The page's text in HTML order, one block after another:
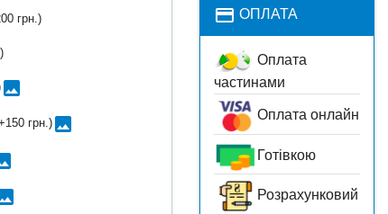
грн.)
)
image
150 грн.) image
payment ОПЛАТА
Оплата
частинами
Оплата онлайн
Готівкою
Розрахунковий